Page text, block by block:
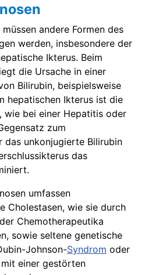
andere Formen des
werden, insbesondere der
Ikterus. Beim
die Ursache in einer
Bilirubin, beispielsweise
hepatischen Ikterus ist die
wie bei einer Hepatitis oder
zum
das unkonjugierte Bilirubin
das
umfassen
Cholestasen, wie sie durch
Chemotherapeutika
sowie seltene genetische
Johnson-Syndrom oder
einer gestörten